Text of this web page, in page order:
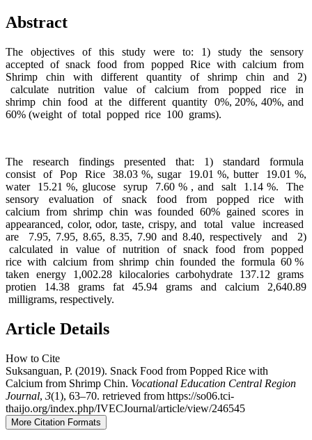
Abstract
The objectives of this study were to: 1) study the sensory
accepted of snack food from popped Rice with calcium from
Shrimp chin with different quantity of shrimp chin and 2)
calculate nutrition value of calcium from popped rice in
shrimp chin food at the different quantity 0%, 20%, 40%, and
60% (weight of total popped rice 100 grams).
The research findings presented that: 1) standard formula
consist of Pop Rice 38.03 %, sugar 19.01 %, butter 19.01 %,
water 15.21 %, glucose syrup 7.60 % , and salt 1.14 %. The
sensory evaluation of snack food from popped rice with
calcium from shrimp chin was founded 60% gained scores in
appearanced, color, odor, taste, crispy, and total value increased
are 7.95, 7.95, 8.65, 8.35, 7.90 and 8.40, respectively and 2)
calculated in value of nutrition of snack food from popped
rice with calcium from shrimp chin founded the formula 60 %
taken energy 1,002.28 kilocalories carbohydrate 137.12 grams
protien 14.38 grams fat 45.94 grams and calcium 2,640.89
milligrams, respectively.
Article Details
How to Cite
Suksanguan, P. (2019). Snack Food from Popped Rice with
Calcium from Shrimp Chin. Vocational Education Central Region
Journal, 3(1), 63–70. retrieved from https://so06.tci-
thaijo.org/index.php/IVECJournal/article/view/246545
More Citation Formats